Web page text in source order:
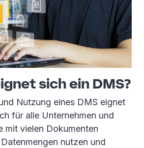
sich ein DMS?
Nutzung eines DMS eignet
für alle Unternehmen und
mit vielen Dokumenten
nutzen und